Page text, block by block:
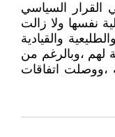
القرار السياسي
نفسها ولا زالت
والقيادية
والملاحقة لهم ،وبالرغم من
،ووصلت اتفاقات